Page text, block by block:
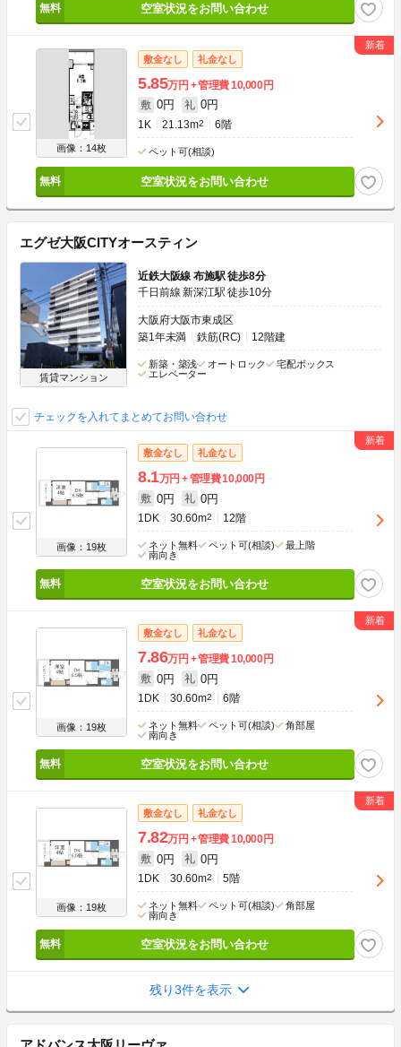
空室状況をお問い合わせ
画像：14枚
敷金なし 礼金なし
5.85万円 管理費10,000円
敷 0円 礼 0円
1K 21.13m2 6階
ペット可(相談)
空室状況をお問い合わせ
エグゼ大阪CITYオースティン
賃貸マンション
近鉄大阪線 布施駅 徒歩8分
千日前線 新深江駅 徒歩10分
大阪府大阪市東成区
築1年未満
鉄筋(RC) 12階建
新築・築浅 オートロック
宅配ボックス
エレベーター
チェックを入れてまとめてお問い合わせ
画像：19枚
敷金なし 礼金なし
8.1万円 管理費10,000円
敷 0円 礼 0円
1DK 30.60m2 12階
ネット無料 ペット可(相談)
最上階
南向き
空室状況をお問い合わせ
画像：19枚
敷金なし 礼金なし
7.86万円 管理費10,000円
敷 0円 礼 0円
1DK 30.60m2 6階
ネット無料 ペット可(相談)
角部屋
南向き
空室状況をお問い合わせ
画像：19枚
敷金なし 礼金なし
7.82万円 管理費10,000円
敷 0円 礼 0円
1DK 30.60m2 5階
ネット無料 ペット可(相談)
角部屋
南向き
空室状況をお問い合わせ
残り3件を表示